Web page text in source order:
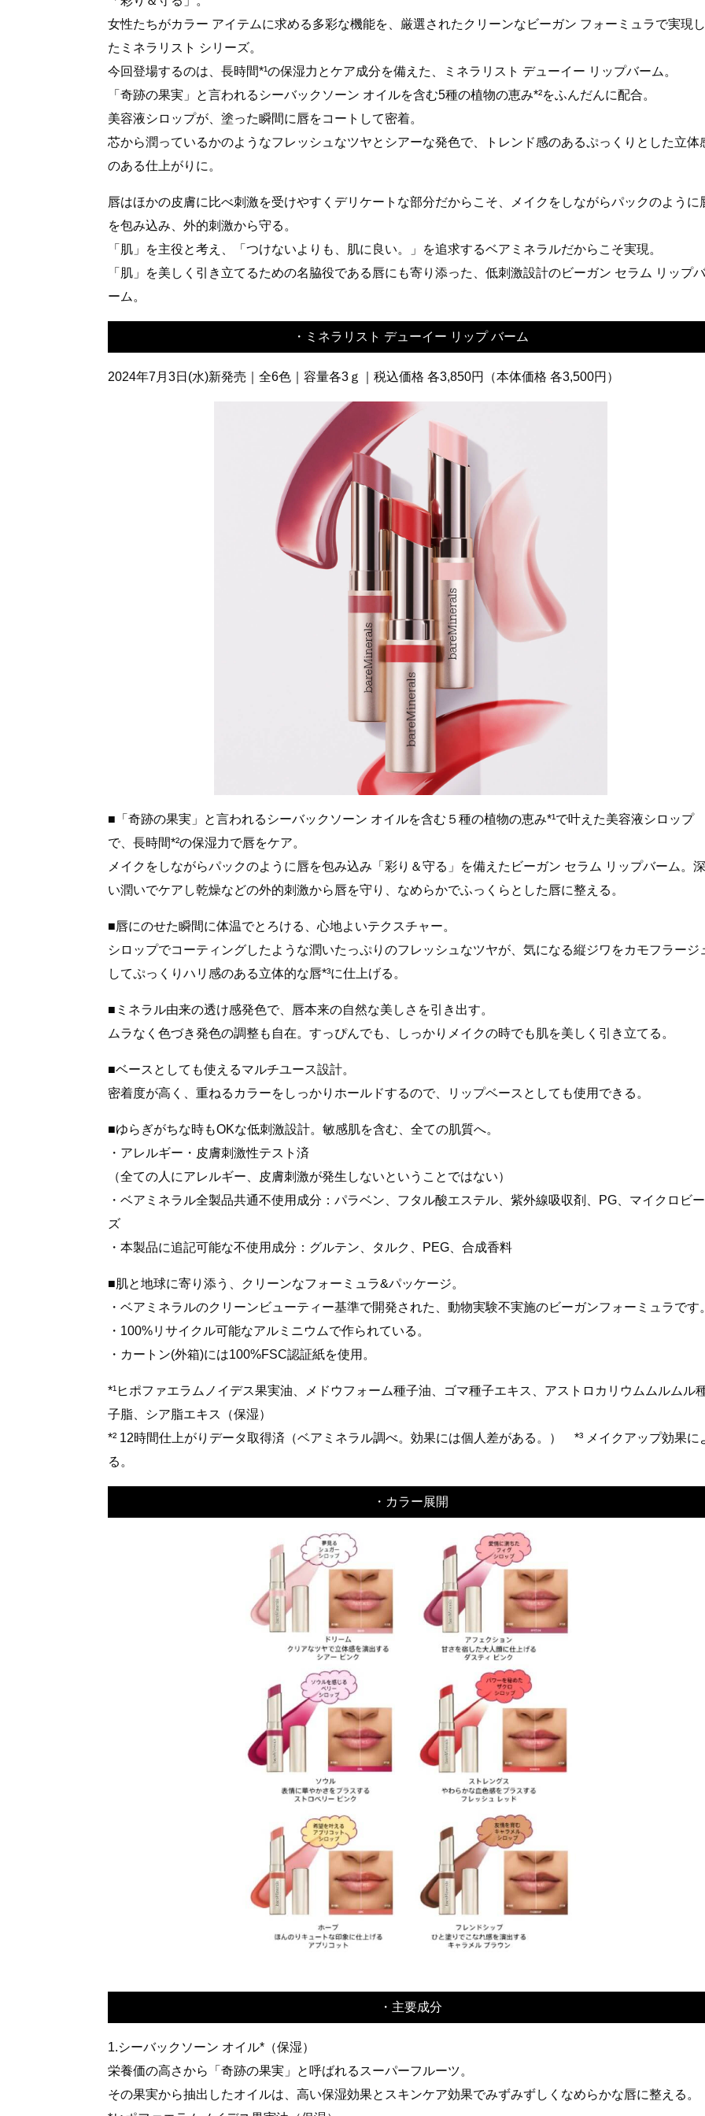
女性たちがカラー アイテムに求める多彩な機能を、​厳選されたクリーンなビーガン フォーミュラで実現し
たミネラリスト シリーズ。​
今回登場するのは、長時間*¹の保湿力とケア成分を備えた、ミネラリスト デューイー リップバーム。​
「奇跡の果実」と言われるシーバックソーン オイルを含む5種の植物の恵み*²をふんだんに配合。​
美容液シロップが、塗った瞬間に唇をコートして密着。​
芯から潤っているかのようなフレッシュなツヤとシアーな発色で、​トレンド感のあるぷっくりとした立体
のある仕上がりに。​
唇はほかの皮膚に比べ刺激を受けやすくデリケートな部分だからこそ、​メイクをしながらパックのように
を包み込み、外的刺激から守る。​
「肌」を主役と考え、「つけないよりも、肌に良い。」を追求するベアミネラルだからこそ実現。 ​
「肌」を美しく引き立てるための名脇役である唇にも寄り添った、​低刺激設計のビーガン セラム リップバ
ーム。​
・ミネラリスト デューイー リップ バーム
2024年7月3日(水)新発売｜全6色｜容量各3ｇ｜税込価格 各3,850円（本体価格 各3,500円）
■「奇跡の果実」と言われるシーバックソーン オイルを含む５種の植物の恵み*¹で叶えた美容液シロップ
で、長時間*²の保湿力で唇をケア。​
メイクをしながらパックのように唇を包み込み「彩り＆守る」を備えたビーガン セラム リップバーム。深
い潤いでケアし乾燥などの外的刺激から唇を守り、なめらかでふっくらとした唇に整える。​
■唇にのせた瞬間に体温でとろける、心地よいテクスチャー。​
シロップでコーティングしたような潤いたっぷりのフレッシュなツヤが、気になる縦ジワをカモフラージ
してぷっくりハリ感のある立体的な唇*³に仕上げる。​
■ミネラル由来の透け感発色で、唇本来の自然な美しさを引き出す。​
ムラなく色づき発色の調整も自在。すっぴんでも、しっかりメイクの時でも肌を美しく引き立てる。​
■ベースとしても使えるマルチユース設計。​
密着度が高く、重ねるカラーをしっかりホールドするので、リップベースとしても使用できる。​
■ゆらぎがちな時もOKな低刺激設計。敏感肌を含む、全ての肌質へ。​
・アレルギー・皮膚刺激性テスト済
（全ての人にアレルギー、皮膚刺激が発生しないということではない）​
・ベアミネラル全製品共通不使用成分：パラベン、フタル酸エステル、紫外線吸収剤、PG、マイクロビー
ズ​
・本製品に追記可能な不使用成分：グルテン、タルク、PEG、合成香料​
■肌と地球に寄り添う、クリーンなフォーミュラ&パッケージ。​
・ベアミネラルのクリーンビューティー基準で開発された、動物実験不実施のビーガンフォーミュラです
・100%リサイクル可能なアルミニウムで作られている。​
・カートン(外箱)には100%FSC認証紙を使用。​
*¹ヒポファエラムノイデス果実油、メドウフォーム種子油、ゴマ種子エキス、アストロカリウムムルムル
子脂、シア脂エキス（保湿）​
*² 12時間仕上がりデータ取得済（ベアミネラル調べ。効果には個人差がある。） *³ メイクアップ効果に
る。
・カラー展開
・主要成分
1.シーバックソーン オイル*（保湿）
栄養価の高さから「奇跡の果実」と呼ばれるスーパーフルーツ。
その果実から抽出したオイルは、高い保湿効果とスキンケア効果でみずみずしくなめらかな唇に整える。